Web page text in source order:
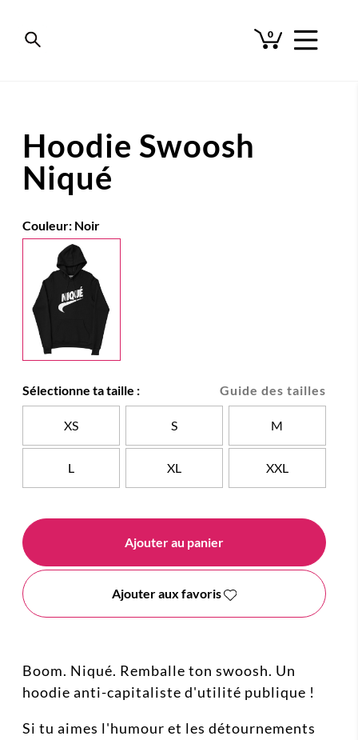
0
Hoodie Swoosh
Niqué
Couleur: Noir
Guide des tailles
Sélectionne ta taille :
XS S M
L XL XXL
Ajouter au panier
Ajouter aux favoris
Boom. Niqué. Remballe ton swoosh. Un
hoodie anti-capitaliste d'utilité publique !
Si tu aimes l'humour et les détournements